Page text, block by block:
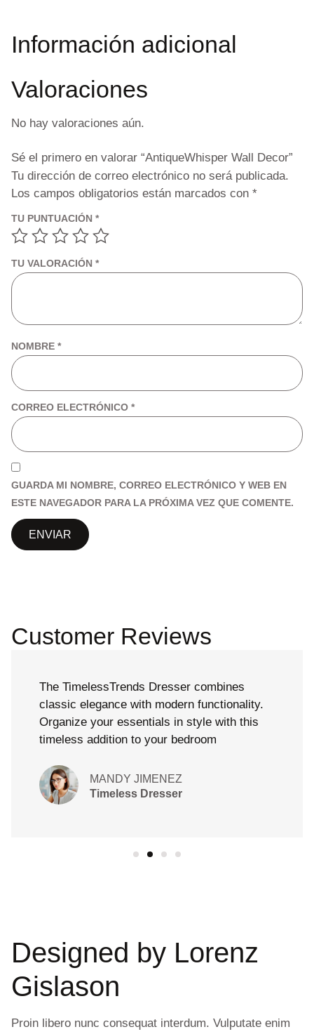
Información adicional
Valoraciones
No hay valoraciones aún.
Sé el primero en valorar “AntiqueWhisper Wall Decor”
Tu dirección de correo electrónico no será publicada.
Los campos obligatorios están marcados con *
TU PUNTUACIÓN *
TU VALORACIÓN *
NOMBRE *
CORREO ELECTRÓNICO *
GUARDA MI NOMBRE, CORREO ELECTRÓNICO Y WEB EN
ESTE NAVEGADOR PARA LA PRÓXIMA VEZ QUE COMENTE.
Customer Reviews
The TimelessTrends Dresser combines
classic elegance with modern functionality.
Organize your essentials in style with this
timeless addition to your bedroom
MANDY JIMENEZ
Timeless Dresser
Designed by Lorenz
Gislason
Proin libero nunc consequat interdum. Vulputate enim